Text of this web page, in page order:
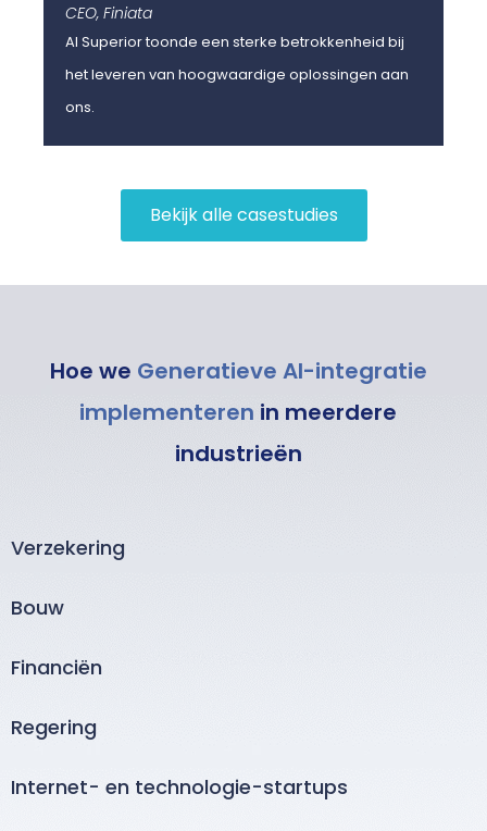
AI Superior toonde een sterke betrokkenheid bij
het leveren van hoogwaardige oplossingen aan
ons.
CEO, Finiata
Bekijk alle casestudies
Hoe we Generatieve AI-integratie
implementeren in meerdere
industrieën
Verzekering
Bouw
Financiën
Regering
Internet- en technologie-startups